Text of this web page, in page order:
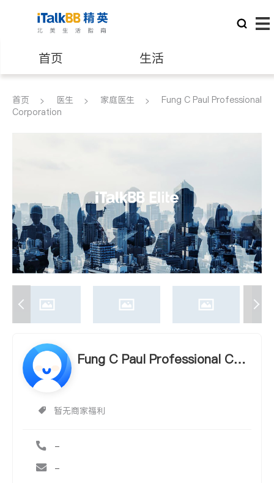
首页 生活
医生 律师
建筑装修
首页 医生 家庭医生
Fung C Paul Professional
Corporation
Fung C Paul Professional Cor
暂无商家福利
-
-